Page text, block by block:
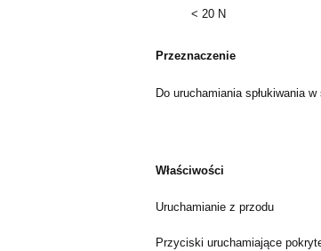
< 20 N
Przeznaczenie
Do uruchamiania spłukiwania
Właściwości
Uruchamianie z przodu
Przyciski uruchamiające